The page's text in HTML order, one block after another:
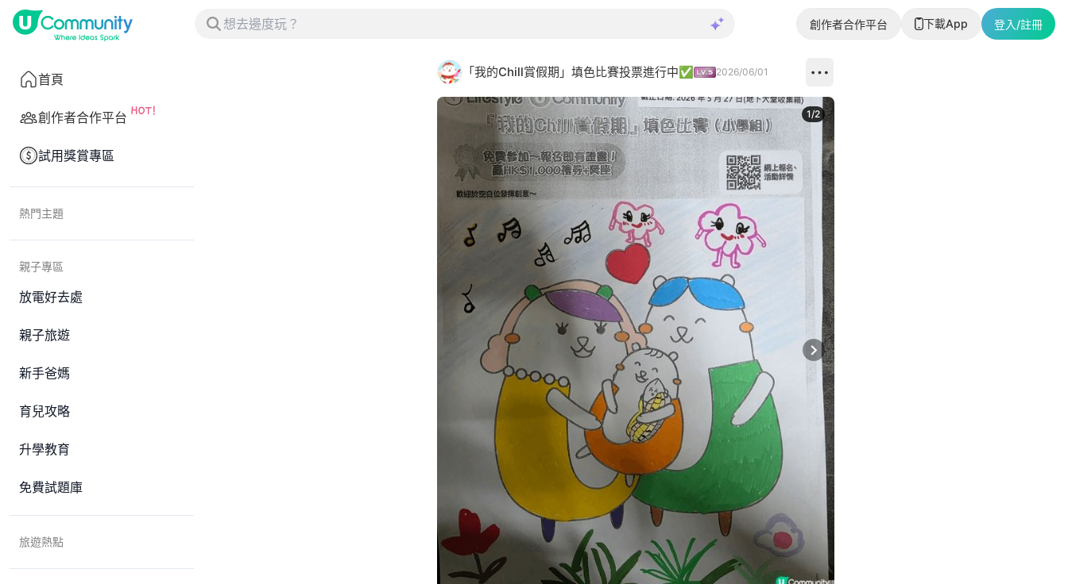
創作者合作平台 下載App 登入/註冊
首頁
創作者合作平台
試用獎賞專區
熱門主題
親子專區
放電好去處
親子旅遊
新手爸媽
育兒攻略
升學教育
免費試題庫
旅遊熱點
「我的Chill賞假期」填色比賽投票進行中✅ 2026/06/01
Next slide
1/2